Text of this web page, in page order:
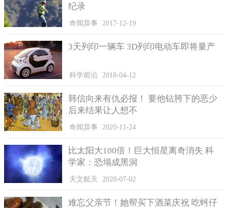
别小看这款电脑，麻雀虽小五脏俱全。它的功能却是不可小
觑的，微小的体积中，容纳了几十万晶体管，还成功的连接了
时跟踪货物的运输情况防止出现偷窃、诈骗、作假等不合规矩的
行为。关于这款电脑的价格，因为无需花费多少制造成本，所以
价格比较低廉，一台电脑约10美元（约70.395元），你就能轻松
当然，如果你想用这台电脑看电影玩游戏，目前来说暂时不
能实现，但是极有可能在不久的将来，这款电脑会应用到人工智
能领域中去。
纪录
奇闻异事 2017-12-19
3天列印一辆车 3D列印电动车即将量产
科学前沿 2018-04-12
韩信向来有仇必报！ 要他钻胯下的恶少
后来结果让人想不
奇闻异事 2020-11-24
比太阳大100倍！巨大恒星离奇消失 科
学家：恐塌成黑洞
天文航天 2020-07-02
难忘父亲节！她帮买下酒菜庆祝 吃蚵仔